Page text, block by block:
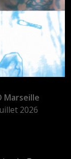
Marseille
2026